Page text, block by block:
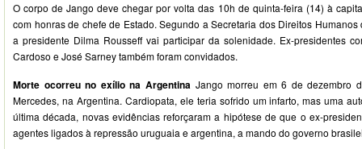
O corpo de Jango deve chegar por volta das 10h de quinta-feira (14) à
com honras de chefe de Estado. Segundo a Secretaria dos Direitos
a presidente Dilma Rousseff vai participar da solenidade. Ex-presidentes
Cardoso e José Sarney também foram convidados.
Morte ocorreu no exílio na Argentina Jango morreu em 6 de dezembro
Mercedes, na Argentina. Cardiopata, ele teria sofrido um infarto, mas uma
última década, novas evidências reforçaram a hipótese de que o ex-
agentes ligados à repressão uruguaia e argentina, a mando do governo